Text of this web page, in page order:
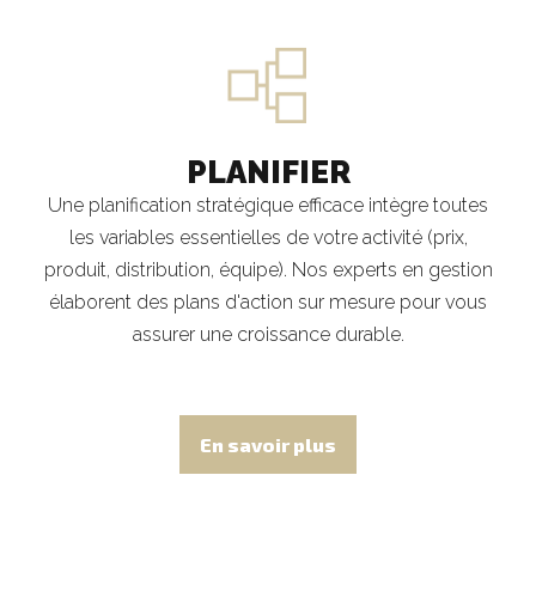
PLANIFIER
Une planification stratégique efficace intègre toutes
les variables essentielles de votre activité (prix,
produit, distribution, équipe). Nos experts en gestion
élaborent des plans d'action sur mesure pour vous
assurer une croissance durable.
En savoir plus